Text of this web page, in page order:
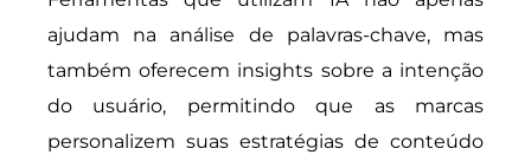
ajudam na análise de palavras-chave, mas
também oferecem insights sobre a intenção
do usuário, permitindo que as marcas
personalizem suas estratégias de conteúdo